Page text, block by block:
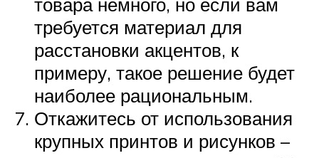
требуется материал для
расстановки акцентов, к
примеру, такое решение будет
наиболее рациональным.
Откажитесь от использования
крупных принтов и рисунков –